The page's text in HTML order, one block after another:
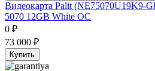
Видеокарта Palit (NE75070U19K9-
5070 12GB White OC
0 ₽
73 000 ₽
Купить